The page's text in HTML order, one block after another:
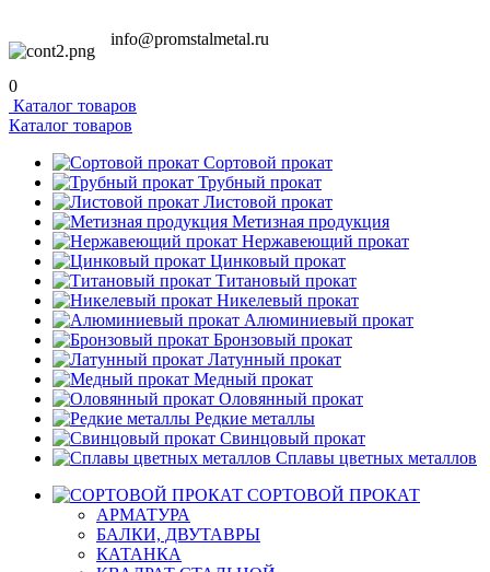
info@promstalmetal.ru
0
Каталог товаров
Каталог товаров
Сортовой прокат
Трубный прокат
Листовой прокат
Метизная продукция
Нержавеющий прокат
Цинковый прокат
Титановый прокат
Никелевый прокат
Алюминиевый прокат
Бронзовый прокат
Латунный прокат
Медный прокат
Оловянный прокат
Редкие металлы
Свинцовый прокат
Сплавы цветных металлов
СОРТОВОЙ ПРОКАТ
АРМАТУРА
БАЛКИ, ДВУТАВРЫ
КАТАНКА